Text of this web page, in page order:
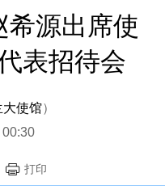
希源出席使
表招待会
大使馆）
打印